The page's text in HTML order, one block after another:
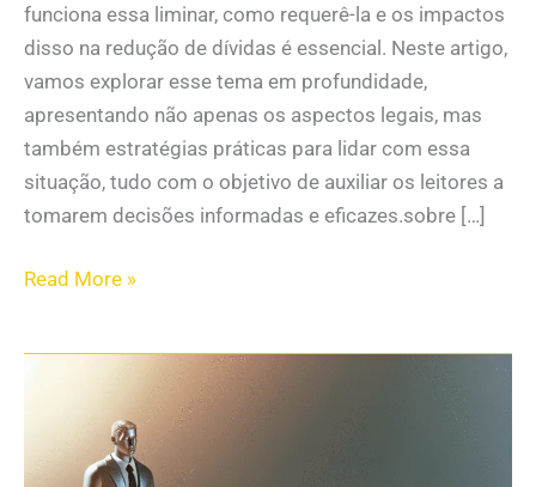
funciona essa liminar, como requerê-la e os impactos
disso na redução de dívidas é essencial. Neste artigo,
vamos explorar esse tema em profundidade,
apresentando não apenas os aspectos legais, mas
também estratégias práticas para lidar com essa
situação, tudo com o objetivo de auxiliar os leitores a
tomarem decisões informadas e eficazes.sobre […]
Read More »
liminar